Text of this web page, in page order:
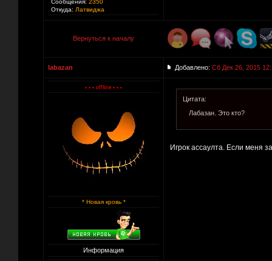
Сообщения: 2350
Откуда: Латвиджа
Вернуться к началу
labazan Добавлено: Сб Дек 26, 2015
* Новая кровь *
Информация
Цитата:
Лабазан. Это кто?
Игрок ассаулта. Если меня